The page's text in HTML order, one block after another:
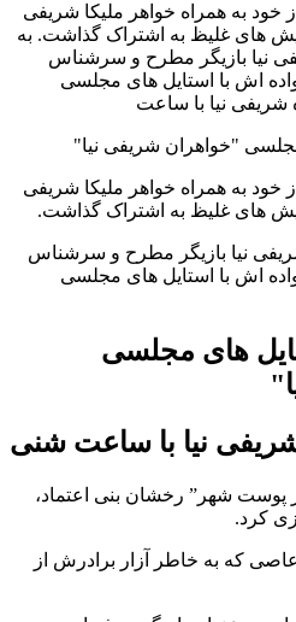
خود به همراه خواهر ملیکا شریفی
های غلیظ به اشتراک گذاشت. به
نیا بازیگر مطرح و سرشناس
اش با استایل های مجلسی
نیا با ساعت
خود به همراه خواهر ملیکا شریفی
های غلیظ به اشتراک گذاشت.
نیا بازیگر مطرح و سرشناس
اش با استایل های مجلسی
نیا با ساعت شنی
پوست شهر” رخشان بنی اعتماد،
کرد.
که به خاطر آزار برادرش از